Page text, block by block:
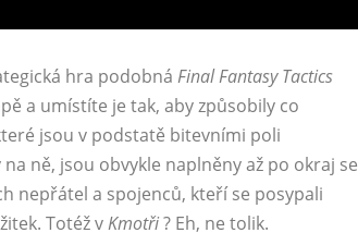
hra podobná Final Fantasy Tactics
a umístíte je tak, aby způsobily co
jsou v podstatě bitevními poli
ně, jsou obvykle naplněny až po okraj se
nepřátel a spojenců, kteří se posypali
Totéž vKmotři? Eh, ne tolik.